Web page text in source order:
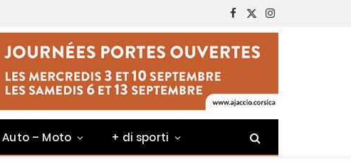
Facebook
X
(Twitter)
Instagram
Auto – Moto + di sporti